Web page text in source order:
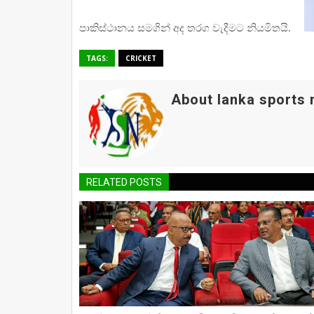
පාකිස්ථානය සමගින් අද තරග වැදීමට නියමිතයි.
TAGS: CRICKET
About lanka sports
RELATED POSTS